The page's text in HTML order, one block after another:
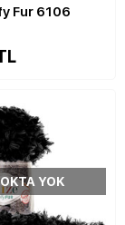
Fur 6106
YOK